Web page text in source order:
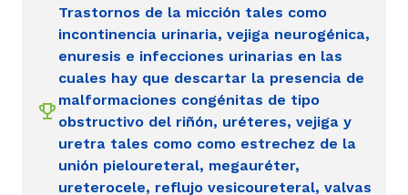
Trastornos de la micción tales como
incontinencia urinaria, vejiga neurogénica,
enuresis e infecciones urinarias en las
cuales hay que descartar la presencia de
malformaciones congénitas de tipo
obstructivo del riñón, uréteres, vejiga y
uretra tales como como estrechez de la
unión pieloureteral, megauréter,
ureterocele, reflujo vesicoureteral, valvas